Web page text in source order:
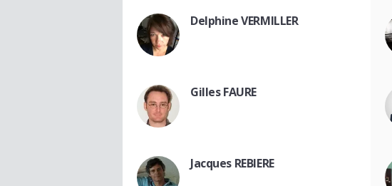
Delphine VERMILLER
Gilles FAURE
Jacques REBIERE